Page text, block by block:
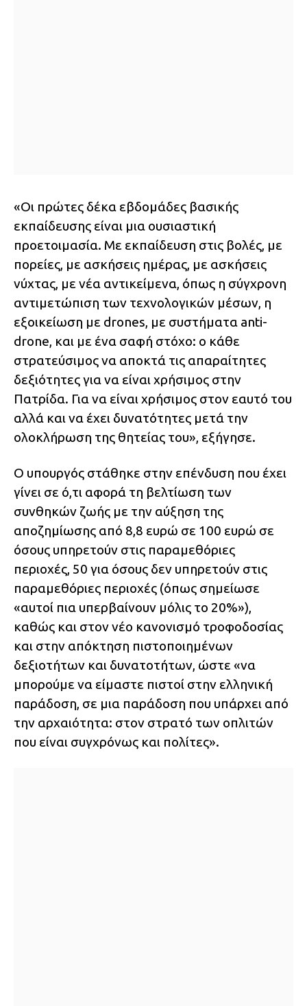
«Οι πρώτες δέκα εβδομάδες βασικής
εκπαίδευσης είναι μια ουσιαστική
προετοιμασία. Με εκπαίδευση στις βολές, με
πορείες, με ασκήσεις ημέρας, με ασκήσεις
νύχτας, με νέα αντικείμενα, όπως η σύγχρονη
αντιμετώπιση των τεχνολογικών μέσων, η
εξοικείωση με drones, με συστήματα anti-
drone, και με ένα σαφή στόχο: ο κάθε
στρατεύσιμος να αποκτά τις απαραίτητες
δεξιότητες για να είναι χρήσιμος στην
Πατρίδα. Για να είναι χρήσιμος στον εαυτό του
αλλά και να έχει δυνατότητες μετά την
ολοκλήρωση της θητείας του», εξήγησε.
Ο υπουργός στάθηκε στην επένδυση που έχει
γίνει σε ό,τι αφορά τη βελτίωση των
συνθηκών ζωής με την αύξηση της
αποζημίωσης από 8,8 ευρώ σε 100 ευρώ σε
όσους υπηρετούν στις παραμεθόριες
περιοχές, 50 για όσους δεν υπηρετούν στις
παραμεθόριες περιοχές (όπως σημείωσε
«αυτοί πια υπερβαίνουν μόλις το 20%»),
καθώς και στον νέο κανονισμό τροφοδοσίας
και στην απόκτηση πιστοποιημένων
δεξιοτήτων και δυνατοτήτων, ώστε «να
μπορούμε να είμαστε πιστοί στην ελληνική
παράδοση, σε μια παράδοση που υπάρχει από
την αρχαιότητα: στον στρατό των οπλιτών
που είναι συγχρόνως και πολίτες».